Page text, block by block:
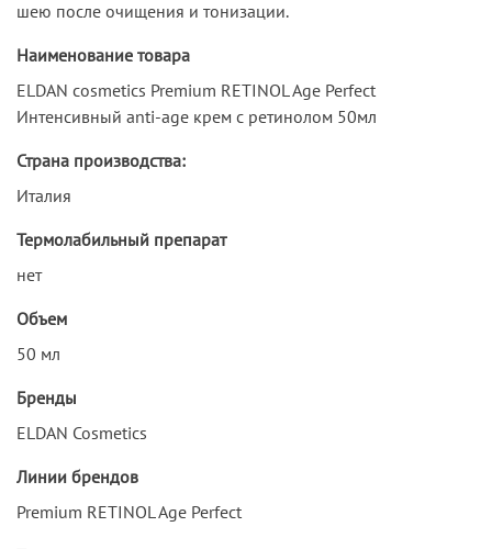
шею после очищения и тонизации.
Наименование товара
ELDAN cosmetics Premium RETINOL Age Perfect
Интенсивный anti-age крем с ретинолом 50мл
Страна производства:
Италия
Термолабильный препарат
нет
Объем
50 мл
Бренды
ELDAN Cosmetics
Линии брендов
Premium RETINOL Age Perfect